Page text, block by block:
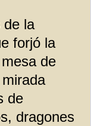
de la
forjó la
de
de
dragones